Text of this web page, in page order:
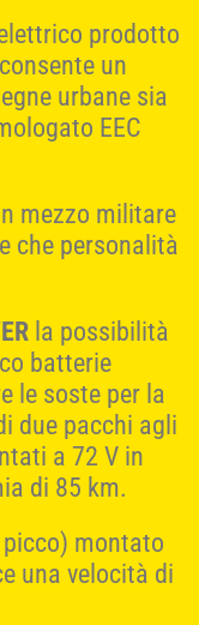
prodotto
un
urbane sia
EEC
mezzo militare
che personalità
la possibilità
batterie
le soste per la
due pacchi agli
a 72 V in
di 85 km.
montato
una velocità di